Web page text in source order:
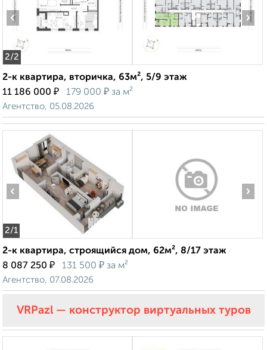
2/2
‹ ›
2-к квартира, вторичка, 63м², 5/9 этаж
11 186 000 ₽ 179 000 ₽ за м²
Агентство, 05.08.2026
2/1
‹ ›
2-к квартира, строящийся дом, 62м², 8/17 этаж
8 087 250 ₽ 131 500 ₽ за м²
Агентство, 07.08.2026
VRPazl — конструктор виртуальных туров